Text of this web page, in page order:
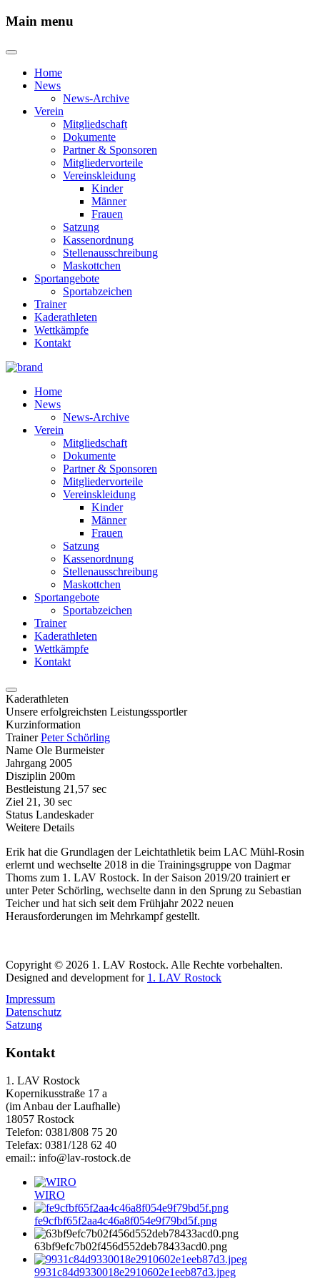
Main menu
Home
News
News-Archive
Verein
Mitgliedschaft
Dokumente
Partner & Sponsoren
Mitgliedervorteile
Vereinskleidung
Kinder
Männer
Frauen
Satzung
Kassenordnung
Stellenausschreibung
Maskottchen
Sportangebote
Sportabzeichen
Trainer
Kaderathleten
Wettkämpfe
Kontakt
Home
News
News-Archive
Verein
Mitgliedschaft
Dokumente
Partner & Sponsoren
Mitgliedervorteile
Vereinskleidung
Kinder
Männer
Frauen
Satzung
Kassenordnung
Stellenausschreibung
Maskottchen
Sportangebote
Sportabzeichen
Trainer
Kaderathleten
Wettkämpfe
Kontakt
Kaderathleten
Unsere erfolgreichsten Leistungssportler
Kurzinformation
Trainer Peter Schörling
Name Ole Burmeister
Jahrgang 2005
Disziplin 200m
Bestleistung 21,57 sec
Ziel 21, 30 sec
Status Landeskader
Weitere Details
Erik hat die Grundlagen der Leichtathletik beim LAC Mühl-Rosin
erlernt und wechselte 2018 in die Trainingsgruppe von Dagmar
Thoms zum 1. LAV Rostock. In der Saison 2019/20 trainiert er
unter Peter Schörling, wechselte dann in den Sprung zu Sebastian
Teicher und hat sich seit dem Frühjahr 2022 neuen
Herausforderungen im Mehrkampf gestellt.
Copyright © 2026 1. LAV Rostock. Alle Rechte vorbehalten.
Designed and development for 1. LAV Rostock
Impressum
Datenschutz
Satzung
Kontakt
1. LAV Rostock
Kopernikusstraße 17 a
(im Anbau der Laufhalle)
18057 Rostock
Telefon: 0381/808 75 20
Telefax: 0381/128 62 40
email:: info@lav-rostock.de
WIRO
fe9cfbf65f2aa4c46a8f054e9f79bd5f.png
63bf9efc7b02f456d552deb78433acd0.png
9931c84d9330018e2910602e1eeb87d3.jpeg